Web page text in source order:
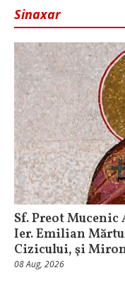
Sinaxar
Sf. Preot
Ier. Emilian
Cizicului, şi
08 Aug, 2026